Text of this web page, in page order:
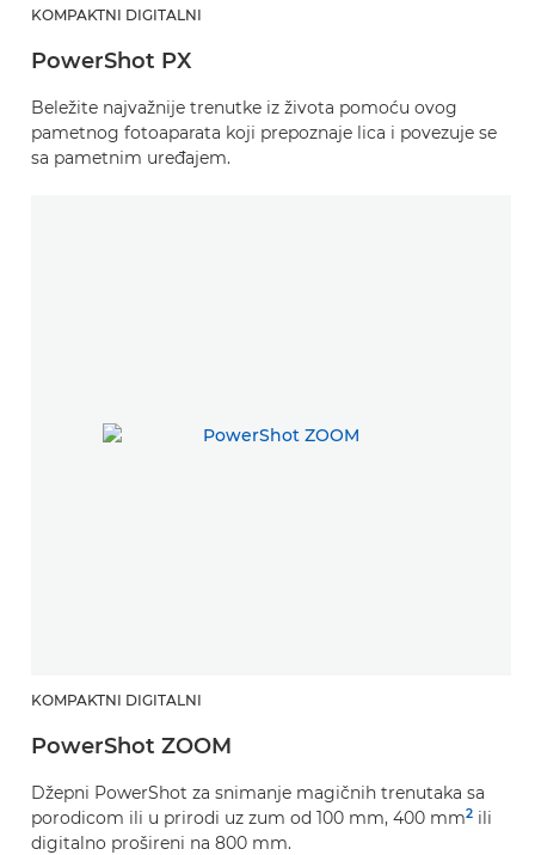
KOMPAKTNI DIGITALNI
PowerShot PX
Beležite najvažnije trenutke iz života pomoću ovog
pametnog fotoaparata koji prepoznaje lica i povezuje se
sa pametnim uređajem.
KOMPAKTNI DIGITALNI
PowerShot ZOOM
Džepni PowerShot za snimanje magičnih trenutaka sa
porodicom ili u prirodi uz zum od 100 mm, 400 mm2 ili
digitalno prošireni na 800 mm.